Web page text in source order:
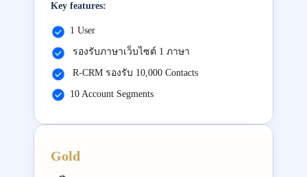
Key features:
1 User
รองรับภาษาเว็บไซต์ 1 ภาษา
R-CRM รองรับ 10,000 Contacts
10 Account Segments
Gold